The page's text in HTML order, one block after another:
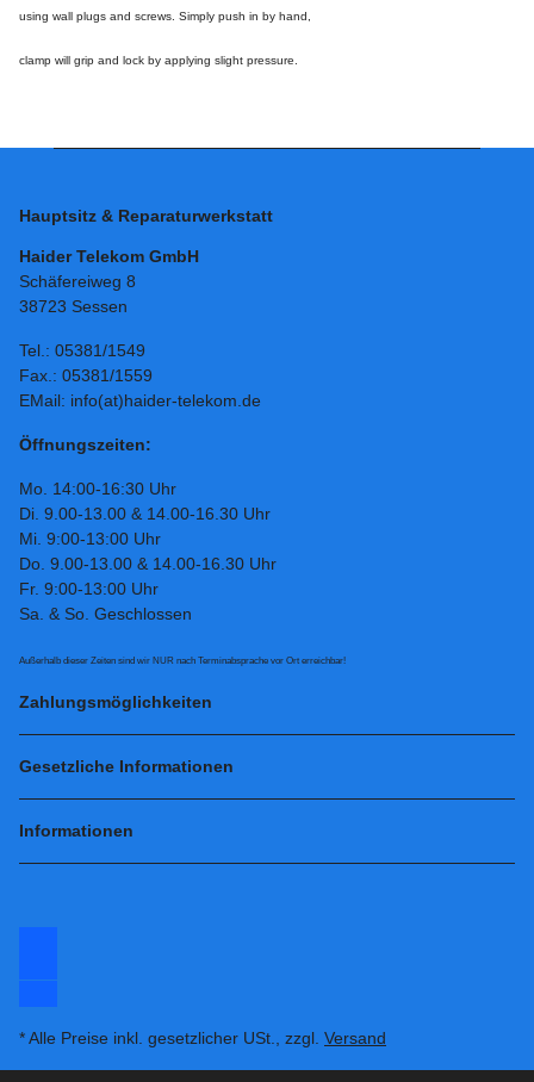
using wall plugs and screws. Simply push in by hand,
clamp will grip and lock by applying slight pressure.
Hauptsitz & Reparaturwerkstatt
Haider Telekom GmbH
Schäfereiweg 8
38723 Sessen
Tel.: 05381/1549
Fax.: 05381/1559
EMail: info(at)haider-telekom.de
Öffnungszeiten:
Mo. 14:00-16:30 Uhr
Di. 9.00-13.00 & 14.00-16.30 Uhr
Mi. 9:00-13:00 Uhr
Do. 9.00-13.00 & 14.00-16.30 Uhr
Fr. 9:00-13:00 Uhr
Sa. & So. Geschlossen
Außerhalb dieser Zeiten sind wir NUR nach Terminabsprache vor Ort erreichbar!
Zahlungsmöglichkeiten
Gesetzliche Informationen
Informationen
* Alle Preise inkl. gesetzlicher USt., zzgl. Versand